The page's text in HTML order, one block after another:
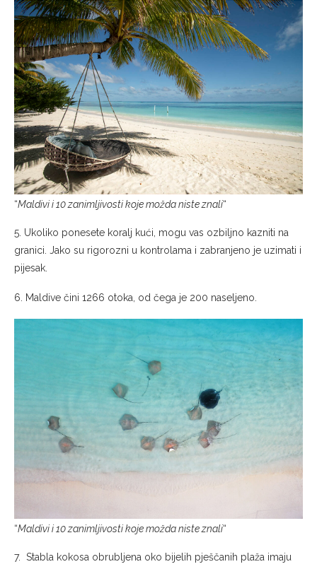
“Maldivi i 10 zanimljivosti koje možda niste znali“
5. Ukoliko ponesete koralj kući, mogu vas ozbiljno kazniti na
granici. Jako su rigorozni u kontrolama i zabranjeno je uzimati i
pijesak.
6. Maldive čini 1266 otoka, od čega je 200 naseljeno.
“Maldivi i 10 zanimljivosti koje možda niste znali“
7. Stabla kokosa obrubljena oko bijelih pješčanih plaža imaju